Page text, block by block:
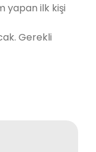
yapan ilk kişi
Gerekli